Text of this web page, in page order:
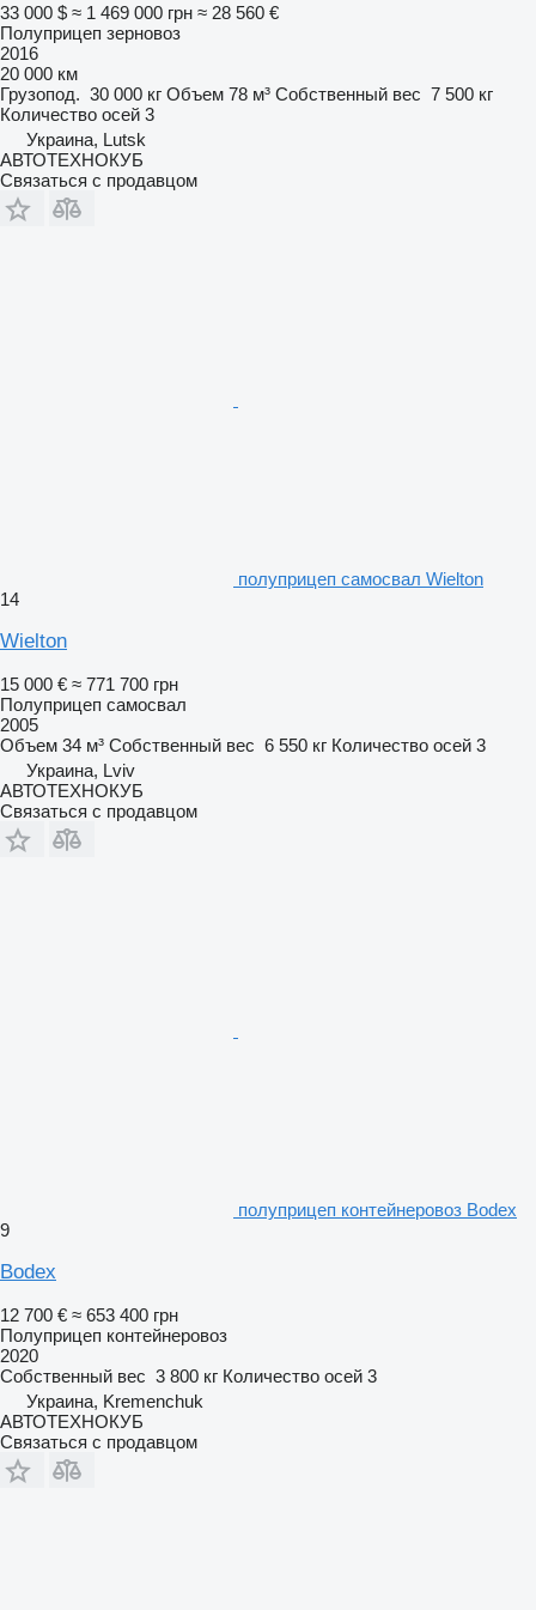
33 000 $ ≈ 1 469 000 грн ≈ 28 560 €
Полуприцеп зерновоз
2016
20 000 км
Грузопод. 30 000 кг Объем 78 м³ Собственный вес 7 500 кг
Количество осей 3
Украина, Lutsk
АВТОТЕХНОКУБ
Связаться с продавцом
полуприцеп самосвал Wielton
14
Wielton
15 000 € ≈ 771 700 грн
Полуприцеп самосвал
2005
Объем 34 м³ Собственный вес 6 550 кг Количество осей 3
Украина, Lviv
АВТОТЕХНОКУБ
Связаться с продавцом
полуприцеп контейнеровоз Bodex
9
Bodex
12 700 € ≈ 653 400 грн
Полуприцеп контейнеровоз
2020
Собственный вес 3 800 кг Количество осей 3
Украина, Kremenchuk
АВТОТЕХНОКУБ
Связаться с продавцом